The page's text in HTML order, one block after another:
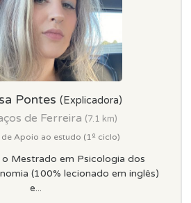
Pontes (Explicadora)
de Ferreira (7.1 km)
de Apoio ao estudo (1º ciclo)
o Mestrado em Psicologia dos
(100% lecionado em inglês)
e...